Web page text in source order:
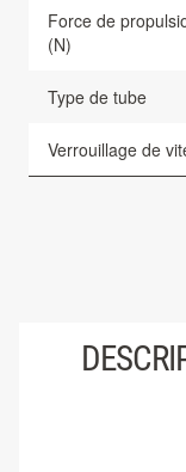
Force de
(N)
Type de tube
Verrouillage de